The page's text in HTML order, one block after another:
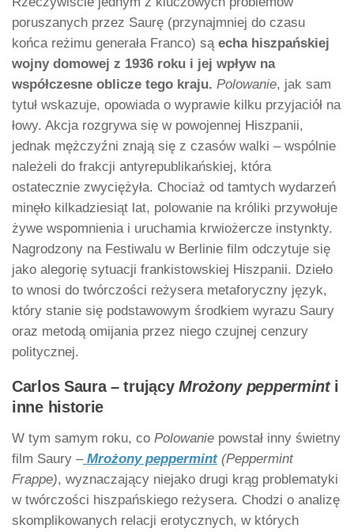
poruszanych przez Saurę (przynajmniej do czasu
końca reżimu generała Franco) są echa hiszpańskiej
wojny domowej z 1936 roku i jej wpływ na
współczesne oblicze tego kraju. Polowanie, jak sam
tytuł wskazuje, opowiada o wyprawie kilku przyjaciół na
łowy. Akcja rozgrywa się w powojennej Hiszpanii,
jednak mężczyźni znają się z czasów walki – wspólnie
należeli do frakcji antyrepublikańskiej, która
ostatecznie zwyciężyła. Chociaż od tamtych wydarzeń
minęło kilkadziesiąt lat, polowanie na króliki przywołuje
żywe wspomnienia i uruchamia krwiożercze instynkty.
Nagrodzony na Festiwalu w Berlinie film odczytuje się
jako alegorię sytuacji frankistowskiej Hiszpanii. Dzieło
to wnosi do twórczości reżysera metaforyczny język,
który stanie się podstawowym środkiem wyrazu Saury
oraz metodą omijania przez niego czujnej cenzury
politycznej.
Carlos Saura – trującyMrożony pepperminti
inne historie
W tym samym roku, co Polowanie powstał inny świetny
film Saury –Mrożony peppermint(Peppermint
Frappe), wyznaczający niejako drugi krąg problematyki
w twórczości hiszpańskiego reżysera. Chodzi o analizę
skomplikowanych relacji erotycznych, w których